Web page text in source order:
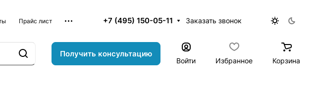
Прайс лист +7 (495) 150-05-11 Заказать звонок
Получить консультацию
Войти Избранное Корзина